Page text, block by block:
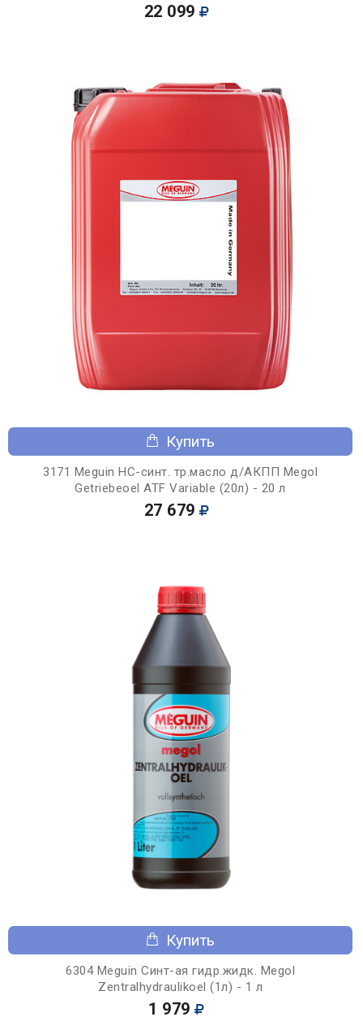
22 099
Купить
3171 Meguin НС-синт. тр.масло д/АКПП Megol
Getriebeoel ATF Variable (20л) - 20 л
27 679
Купить
6304 Meguin Синт-ая гидр.жидк. Megol
Zentralhydraulikoel (1л) - 1 л
1 979